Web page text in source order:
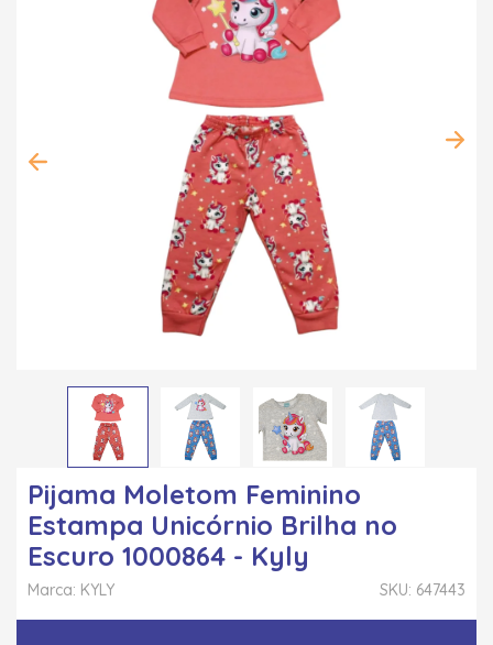
Pijama Moletom Feminino
Estampa Unicórnio Brilha no
Escuro 1000864 - Kyly
SKU: 647443
Marca: KYLY